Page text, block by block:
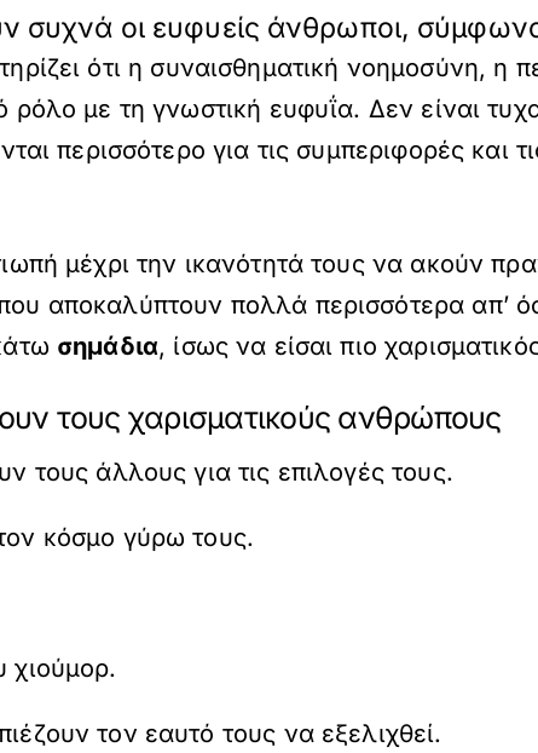
συχνά οι ευφυείς άνθρωποι,
ότι η συναισθηματική νοημοσύνη, η
με τη γνωστική ευφυΐα. Δεν είναι
περισσότερο για τις συμπεριφορές και
μέχρι την ικανότητά τους να ακούν
αποκαλύπτουν πολλά περισσότερα απ’
σημάδια, ίσως να είσαι πιο
τους χαρισματικούς ανθρώπους
τους άλλους για τις επιλογές τους.
κόσμο γύρω τους.
χιούμορ.
τον εαυτό τους να εξελιχθεί.